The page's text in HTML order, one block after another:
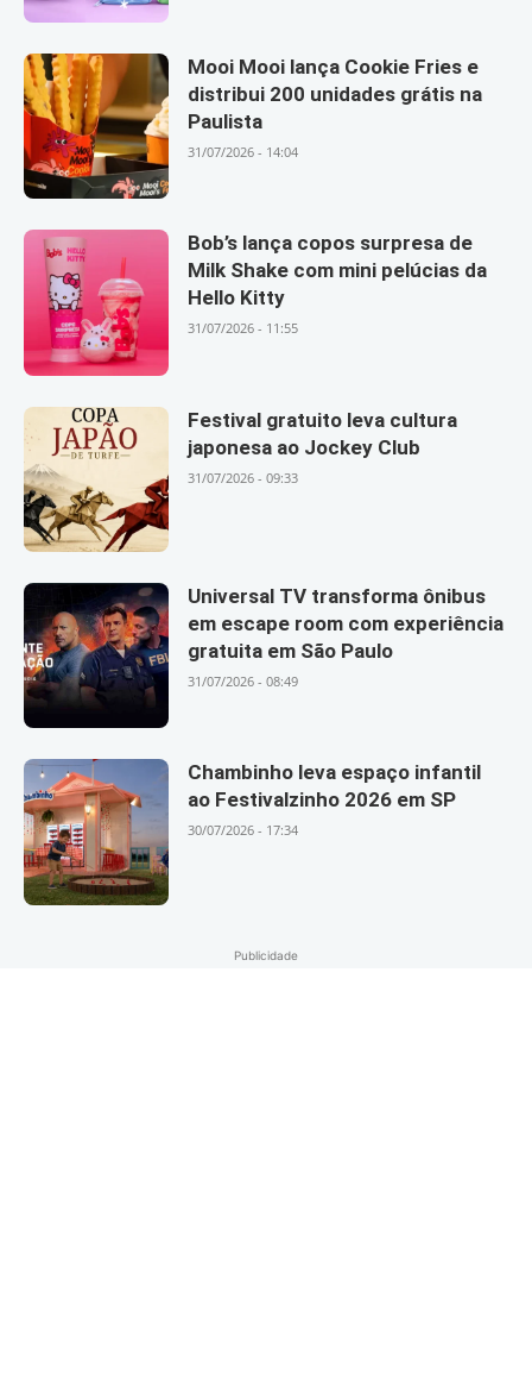
Mooi Mooi lança Cookie Fries e
distribui 200 unidades grátis na
Paulista
31/07/2026 - 14:04
Bob’s lança copos surpresa de
Milk Shake com mini pelúcias da
Hello Kitty
31/07/2026 - 11:55
Festival gratuito leva cultura
japonesa ao Jockey Club
31/07/2026 - 09:33
Universal TV transforma ônibus
em escape room com experiência
gratuita em São Paulo
31/07/2026 - 08:49
Chambinho leva espaço infantil
ao Festivalzinho 2026 em SP
30/07/2026 - 17:34
Publicidade